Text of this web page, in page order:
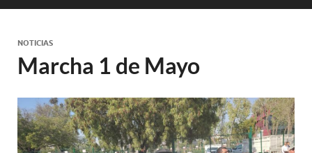
NOTICIAS
Marcha 1 de Mayo